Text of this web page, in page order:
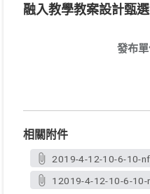
融入教學教案設計甄
發布單
相關附件
2019-4-12-10-6-10-
12019-4-12-10-6-